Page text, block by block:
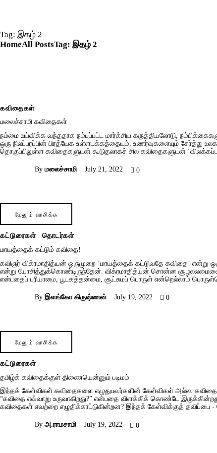
Tag: இதழ் 2
HomeAll PostsTag: இதழ் 2
கவிதைகள்
மலைச்சாமி கவிதைகள்
நம்மை உய்விக்க வந்ததாக நம்பப்பட்ட மார்க்சிய கருத்தியலோடு,
ஒரு நிலப்பரப்பின் பிரத்யேக உள்ளடக்கத்தையும், உணர்வுகளையும் சேர்த்து
தொகுப்பிலுள்ள கவிதைகளுடன் கூடுதலாகச் சில கவிதைகளுடன்
By மலைச்சாமி July 21, 2022 0
மேலும் வாசிக்க
கட்டுரைகள்
தொடர்கள்
மாயத்தைக் கட்டும் கவிதை!
கவிஞர் விக்ரமாதித்யன் ஒருமுறை ’மாயத்தைக் கட்டுவதே கவிதை’
என்று யோசித்துக்கொண்டிருந்தேன். விக்ரமாதித்யன் சொன்ன
என்பதைப் புரியாமை, பூடகத்தன்மை, சூட்சுமப் பொருள் என்றெல்லாம்
By இளங்கோ கிருஷ்ணன் July 19, 2022 0
மேலும் வாசிக்க
கட்டுரைகள்
தமிழ்க் கவிதைக்குள் திணையென்னும் படிமம்
இந்தக் கேள்விகள் கவிதைகளை எழுதுபவர்களின் கேள்விகள் அல்ல. கவிதை
“கவிதை எவ்வாறு உருவாகிறது?” என்பதை விளக்கிக் கொண்டே
கவிதைகள் எவற்றை எழுதிக்காட்டுகின்றன? இந்தக் கேள்விக்குத்
By அ.ராமசாமி July 19, 2022 0